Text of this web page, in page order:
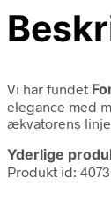
Vi har fundet
elegance med
ækvatorens
Yderlige
Produkt id: